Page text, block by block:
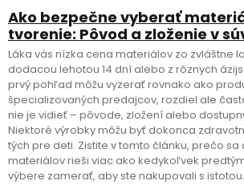
Ako bezpečne vyberať
tvorenie: Pôvod a zloženie v
Láka vás nízka cena materiálov zo zvláštne
dodacou lehotou 14 dní alebo z rôznych
prvý pohľad môžu vyzerať rovnako ako
špecializovaných predajcov, rozdiel ale
nie je vidieť – pôvode, zložení alebo
Niektoré výrobky môžu byť dokonca
tých pre deti. Zistite v tomto článku, prečo
materiálov rieši viac ako kedykoľvek
výbere zamerať, aby ste nakupovali s istotou.